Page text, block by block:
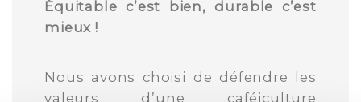
Équitable c’est bien, durable c’est
mieux !
Nous avons choisi de défendre les
valeurs d’une caféiculture